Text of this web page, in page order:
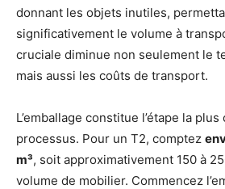
donnant les objets inutiles,
significativement le volume à
cruciale diminue non seulement le
mais aussi les coûts de transport.
L’emballage constitue l’étape la
processus. Pour un T2, comptez
m³, soit approximativement 150 à
volume de mobilier. Commencez